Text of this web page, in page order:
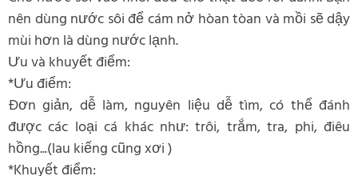
nên dùng nước sôi để cám nở hòan tòan và mồi sẽ dậy
mùi hơn là dùng nước lạnh.
Ưu và khuyết điểm:
*Ưu điểm:
Đơn giản, dễ làm, nguyên liệu dễ tìm, có thể đánh
được các loại cá khác như: trôi, trắm, tra, phi, điêu
hồng...(lau kiếng cũng xơi )
*Khuyết điểm: